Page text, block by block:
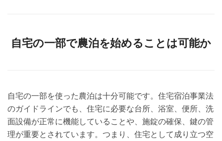
自宅の一部で農泊を始めることは可能か
自宅の一部を使った農泊は十分可能です。住宅宿泊事業法
のガイドラインでも、住宅に必要な台所、浴室、便所、洗
面設備が正常に機能していることや、施錠の確保、鍵の管
理が重要とされています。つまり、住宅として成り立つ空